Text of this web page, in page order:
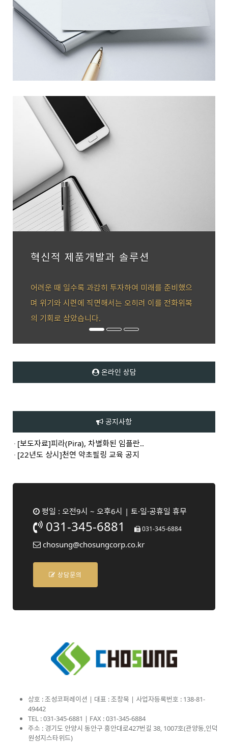
개발과 솔루션
록 과감히 투자하여 미래를 준비했으
에 직면해서는 오히려 이를 전화위복
임직원과 함께 성장
온라인 상담
공지사항
[보도자료]피라(Pira), 차별화된 임플란..
[22년도 상시]천연 약초필링 교육 공지
평일 : 오전9시 ~ 오후6시 | 토·일·공휴일 휴무
031-345-6881 031-345-6884
chosung@chosungcorp.co.kr
상담문의
상호 : 조성코퍼레이션 | 대표 : 조창묵 | 사업자등록번호 : 138-81-
49442
TEL : 031-345-6881 | FAX : 031-345-6884
주소 : 경기도 안양시 동안구 흥안대로427번길 38, 1007호(관양동,인덕
원성지스타위드)